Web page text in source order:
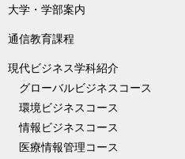
大学・学部案内
通信教育課程
現代ビジネス学科紹介
グローバルビジネスコース
環境ビジネスコース
情報ビジネスコース
医療情報管理コース